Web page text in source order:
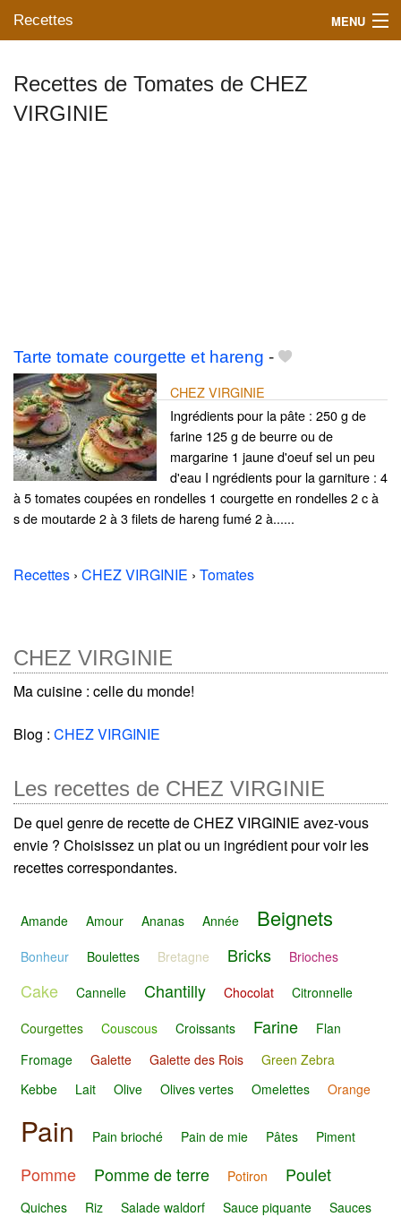
Recettes MENU
Mes blogs préférés
Recettes de Tomates de CHEZ
VIRGINIE
Tarte tomate courgette et hareng -
CHEZ VIRGINIE
Ingrédients pour la pâte : 250 g de
farine 125 g de beurre ou de
margarine 1 jaune d'oeuf sel un peu
d'eau I ngrédients pour la garniture : 4
à 5 tomates coupées en rondelles 1 courgette en rondelles 2 c à
s de moutarde 2 à 3 filets de hareng fumé 2 à......
Recettes › CHEZ VIRGINIE › Tomates
CHEZ VIRGINIE
Ma cuisine : celle du monde!
Blog : CHEZ VIRGINIE
Les recettes de CHEZ VIRGINIE
De quel genre de recette de CHEZ VIRGINIE avez-vous
envie ? Choisissez un plat ou un ingrédient pour voir les
recettes correspondantes.
Amande Amour Ananas Année Beignets
Bonheur Boulettes Bretagne Bricks Brioches
Cake Cannelle Chantilly Chocolat
Citronnelle
Courgettes
Couscous Croissants Farine
Flan
Fromage
Galette Galette des Rois
Green Zebra
Kebbe
Lait Olive Olives vertes Omelettes Orange
Pain Pain brioché Pain de mie Pâtes Piment
Pomme Pomme de terre Potiron Poulet
Quiches Riz Salade waldorf Sauce piquante
Sauces